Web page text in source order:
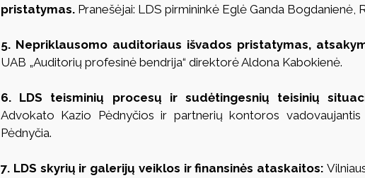
pristatymas. Pranešėjai: LDS pirmininkė Eglė Ganda Bogdanienė,
5. Nepriklausomo auditoriaus išvados pristatymas,
UAB „Auditorių profesinė bendrija“ direktorė Aldona Kabokienė.
6. LDS teisminių procesų ir sudėtingesnių teisinių
Advokato Kazio Pėdnyčios ir partnerių kontoros vadovaujantis
Pėdnyčia.
7. LDS skyrių ir galerijų veiklos ir finansinės ataskaitos: